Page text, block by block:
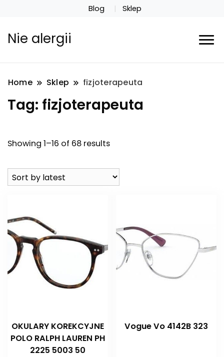
Blog Sklep
Nie alergii
Home Sklep fizjoterapeuta
Tag: fizjoterapeuta
Showing 1–16 of 68 results
OKULARY KOREKCYJNE
POLO RALPH LAUREN PH
2225 5003 50
Vogue Vo 4142B 323